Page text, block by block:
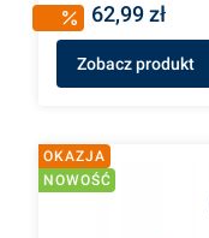
62,99 zł
Zobacz produkt
OKAZJA
NOWOŚĆ